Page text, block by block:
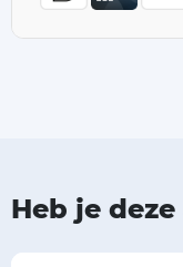
Heb je